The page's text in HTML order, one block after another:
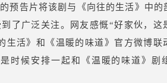
预告片将该剧与《向往的生活》中的
了广泛关注。网友感慨“好家伙，这
生活》和《温暖的味道》官方微博联
时候安排一起和《温暖的味道》剧